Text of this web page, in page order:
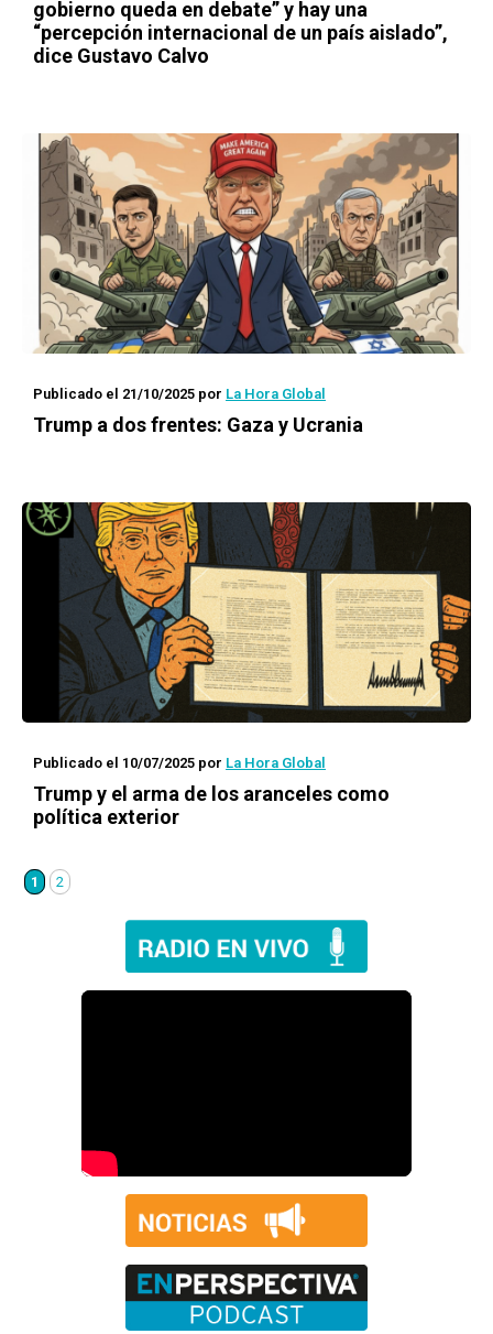
gobierno queda en debate” y hay una
“percepción internacional de un país aislado”,
dice Gustavo Calvo
Publicado el 21/10/2025 por La Hora Global
Trump a dos frentes: Gaza y Ucrania
Publicado el 10/07/2025 por La Hora Global
Trump y el arma de los aranceles como
política exterior
1 2